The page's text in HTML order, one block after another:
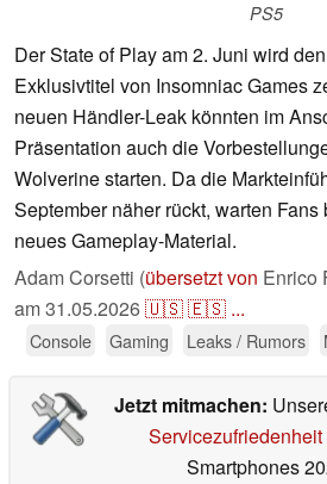
PS5
Der State of Play am 2. Juni wird
Exklusivtitel von Insomniac Games
neuen Händler-Leak könnten im
Präsentation auch die
Wolverine starten. Da die
September näher rückt, warten
neues Gameplay-Material.
Adam Corsetti (übersetzt von Enrico
am31.05.2026🇺🇸🇪🇸 ...
Console Gaming Leaks / Rumors
Jetzt mitmachen:
Servicezufriedenheit
Smartphones